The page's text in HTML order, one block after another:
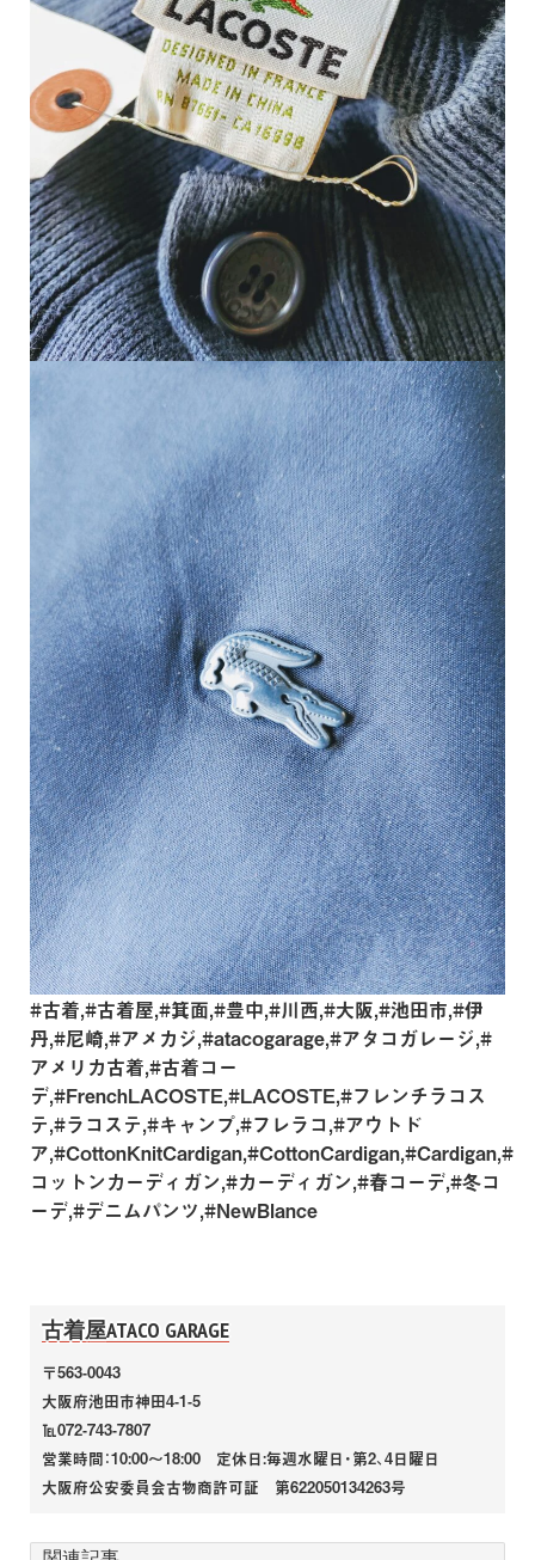
#古着,#古着屋,#箕面,#豊中,#川西,#大阪,#池田市,#伊
丹,#尼崎,#アメカジ,#atacogarage,#アタコガレージ,#
アメリカ古着,#古着コー
デ,#FrenchLACOSTE,#LACOSTE,#フレンチラコス
テ,#ラコステ,#キャンプ,#フレラコ,#アウトド
ア,#CottonKnitCardigan,#CottonCardigan,#Cardigan,#
コットンカーディガン,#カーディガン,#春コーデ,#冬コ
ーデ,#デニムパンツ,#NewBlance
古着屋ATACO GARAGE
〒563-0043
大阪府池田市神田4-1-5
℡072-743-7807
営業時間：10:00～18:00 定休日:毎週水曜日・第2、4日曜日
大阪府公安委員会古物商許可証 第622050134263号